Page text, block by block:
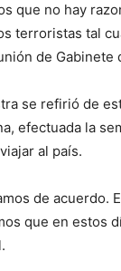
que no hay
terroristas tal
de Gabinete
se refirió de
efectuada la
al país.
de acuerdo.
que en estos